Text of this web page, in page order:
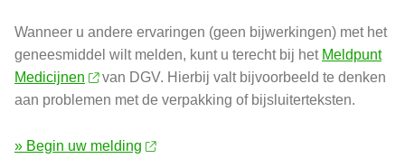
Wanneer u andere ervaringen (geen bijwerkingen) met het
geneesmiddel wilt melden, kunt u terecht bij het Meldpunt
Medicijnen
van DGV. Hierbij valt bijvoorbeeld te denken
aan problemen met de verpakking of bijsluiterteksten.
» Begin uw melding